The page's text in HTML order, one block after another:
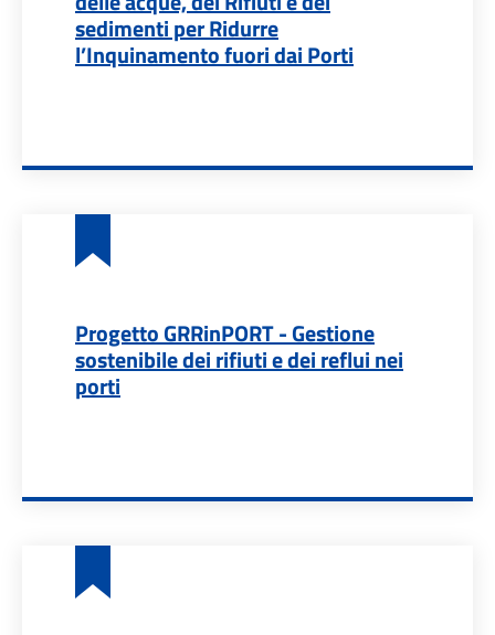
sedimenti per Ridurre
l’Inquinamento fuori dai Porti
Progetto GRRinPORT - Gestione
sostenibile dei rifiuti e dei reflui nei
porti